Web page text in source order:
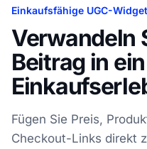
Einkaufsfähige UGC-
Verwandeln
Beitrag in ein
Fügen Sie Preis,
Checkout-Links direkt